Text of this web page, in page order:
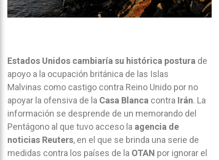
Estados Unidos cambiaría su histórica postura de
apoyo a la ocupación británica de las Islas
Malvinas como castigo contra Reino Unido por no
apoyar la ofensiva de la Casa Blanca contra Irán. La
información se desprende de un memorando del
Pentágono al que tuvo acceso la agencia de
noticias Reuters, en el que se brinda una serie de
medidas contra los países de la OTAN por ignorar el